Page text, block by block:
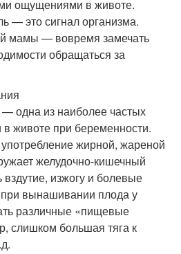
ощущениями в животе.
— это сигнал организма.
мамы — вовремя замечать
обращаться за
одна из наиболее частых
животе при беременности.
жирной, жареной
желудочно-кишечный
изжогу и болевые
вынашивании плода у
различные «пищевые
слишком большая тяга к